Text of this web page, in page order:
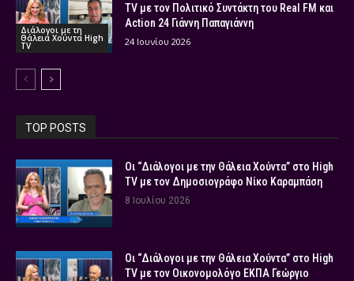
Διάλογοι με τη
Θάλεια Χούντα High
TV
TV με τον Πολιτικό Συντάκτη του Real FM και
Action 24 Γιάννη Παπαγιάννη
24 Ιουνίου 2026
TOP POSTS
Οι “Διάλογοι με την Θάλεια Χούντα” στο High
TV με τον Δημοσιογράφο Νίκο Καραμπάση
8 Ιουλίου 2026
Οι “Διάλογοι με την Θάλεια Χούντα” στο High
TV με τον Οικονομολόγο ΕΚΠΑ Γεώργιο